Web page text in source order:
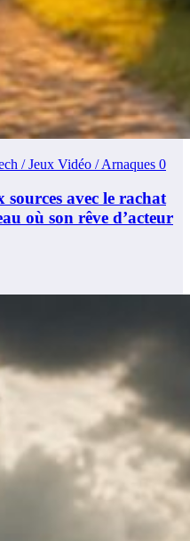
/ Jeux Vidéo / Arnaques 0
avec le rachat
où son rêve d’acteur